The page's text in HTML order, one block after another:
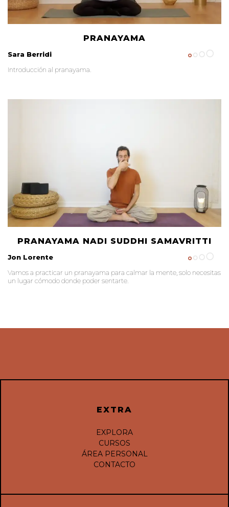
PRANAYAMA
Sara Berridi
Introducción al pranayama.
PRANAYAMA NADI SUDDHI SAMAVRITTI
Jon Lorente
Vamos a practicar un pranayama para calmar la mente, solo necesitas
un lugar cómodo donde poder sentarte.
EXTRA
EXPLORA
CURSOS
ÁREA PERSONAL
CONTACTO